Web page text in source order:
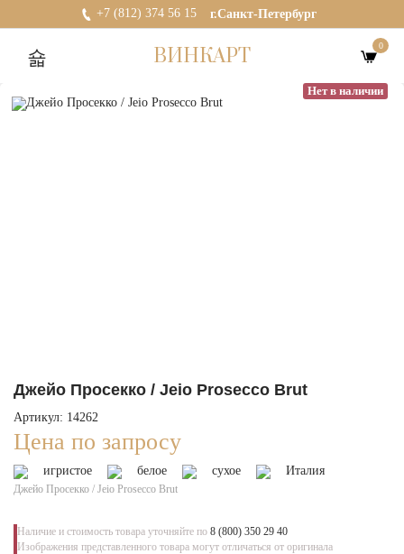
+7 (812) 374 56 15 г.Санкт-Петербург
ВИНКАРТ 0
Нет в наличии
Джейо Просекко / Jeio Prosecco Brut
Артикул: 14262
Цена по запросу
игристое белое сухое Италия
Джейо Просекко / Jeio Prosecco Brut
Наличие и стоимость товара уточняйте по 8 (800) 350 29 40
Изображения представленного товара могут отличаться от оригинала